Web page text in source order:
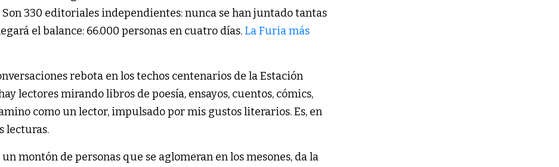
330 editoriales independientes: nunca se han juntado tantas
el balance: 66.000 personas en cuatro días. La Furia más
rebota en los techos centenarios de la Estación
lectores mirando libros de poesía, ensayos, cuentos, cómics,
como un lector, impulsado por mis gustos literarios. Es, en
lecturas.
montón de personas que se aglomeran en los mesones, da la